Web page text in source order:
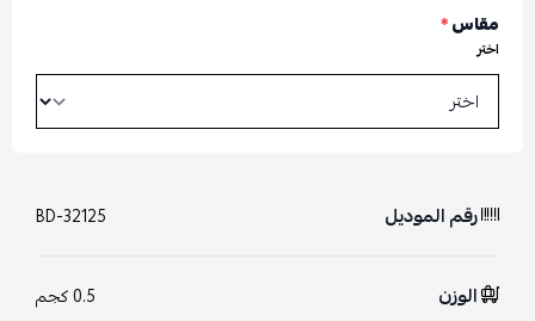
مقاس*
اختر
رقم الموديل BD-32125
الوزن 0.5 كجم